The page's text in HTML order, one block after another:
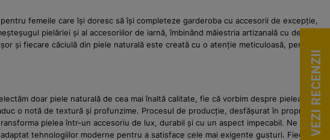
femeile care își doresc să își completeze garderoba cu accesorii de excepție,
pielăriei și al accesoriilor de iarnă, îmbinând măiestria artizanală cu designul
și fiecare căciulă din piele naturală este creată cu o atenție meticuloasă, pentru a
doar piele naturală de cea mai înaltă calitate, fie că vorbim despre pielea
o notă de textură și profunzime. Procesul de producție, desfășurat în propriile
pielea într-un accesoriu de lux, durabil și cu un aspect impecabil. Ne
tehnologiilor moderne pentru a satisface cele mai exigente gusturi. FiecareVEZI RECENZII